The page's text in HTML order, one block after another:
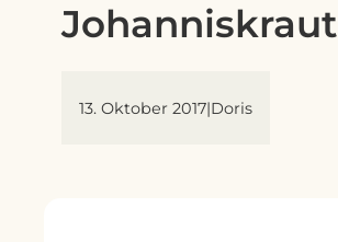
Johanniskraut
13. Oktober 2017|Doris